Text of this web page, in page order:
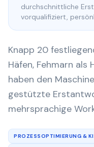
durchschnittliche
vorqualifiziert,
Knapp 20
Häfen, Fehmarn als
haben den
gestützte
mehrsprachige
PROZESSOPTIMIERUNG &